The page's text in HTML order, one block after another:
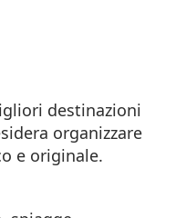
destinazioni
organizzare
e originale.